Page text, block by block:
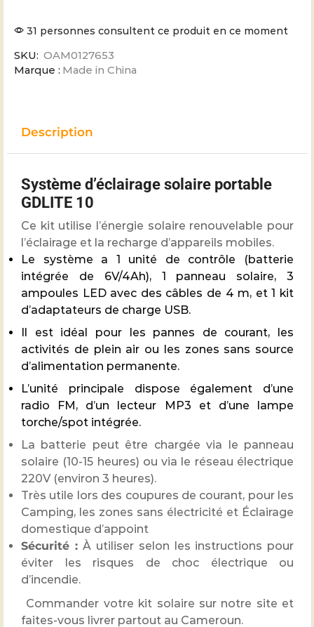
31 personnes consultent ce produit en ce moment
SKU: OAM0127653
Marque : Made in China
Description
Système d’éclairage solaire portable
GDLITE 10
Ce kit utilise l’énergie solaire renouvelable pour
l’éclairage et la recharge d’appareils mobiles.
Le système a 1 unité de contrôle (batterie
intégrée de 6V/4Ah), 1 panneau solaire, 3
ampoules LED avec des câbles de 4 m, et 1 kit
d’adaptateurs de charge USB.
Il est idéal pour les pannes de courant, les
activités de plein air ou les zones sans source
d’alimentation permanente.
L’unité principale dispose également d’une
radio FM, d’un lecteur MP3 et d’une lampe
torche/spot intégrée.
La batterie peut être chargée via le panneau
solaire (10-15 heures) ou via le réseau électrique
220V (environ 3 heures).
Très utile lors des coupures de courant, pour les
Camping, les zones sans électricité et Éclairage
domestique d’appoint
Sécurité :À utiliser selon les instructions pour
éviter les risques de choc électrique ou
d’incendie.
Commander votre kit solaire sur notre site et
faites-vous livrer partout au Cameroun.